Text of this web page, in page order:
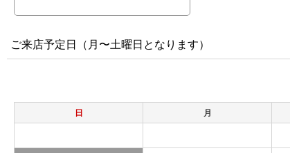
ご来店予定日（月〜土曜日となります）
日 月